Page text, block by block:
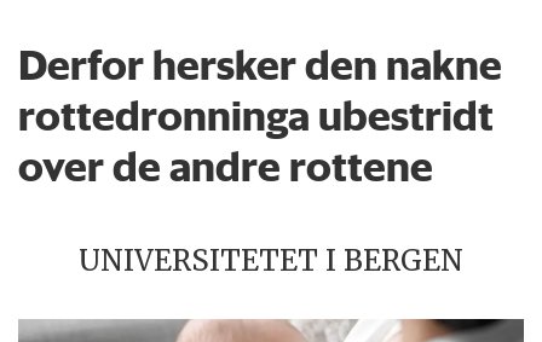
Derfor hersker den nakne
rottedronninga ubestridt
over de andre rottene
UNIVERSITETET I BERGEN